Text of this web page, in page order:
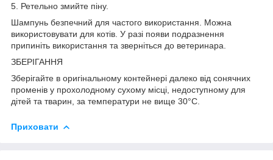
5. Ретельно змийте піну.
Шампунь безпечний для частого використання. Можна
використовувати для котів. У разі появи подразнення
припиніть використання та зверніться до ветеринара.
ЗБЕРІГАННЯ
Зберігайте в оригінальному контейнері далеко від сонячних
променів у прохолодному сухому місці, недоступному для
дітей та тварин, за температури не вище 30°C.
Приховати